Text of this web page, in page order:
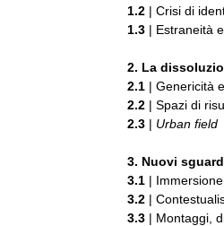
1.2 | Crisi di
1.3 | Estraneità
2. La
2.1 | Genericità
2.2 | Spazi di
2.3 | Urban field
3. Nuovi
3.1 |
3.2 |
3.3 | Montaggi,